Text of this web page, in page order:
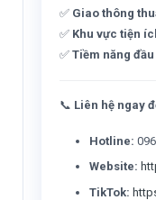
✅ Giao thông
✅ Khu vực tiện
✅Tiềm năng đầu
📞 Liên hệ ngay
Hotline:
Website:
TikTok: